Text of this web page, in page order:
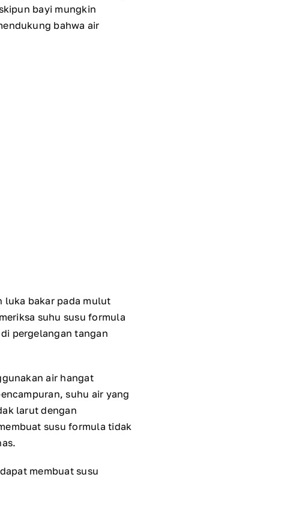
bayi mungkin
bahwa air
luka bakar pada mulut
suhu susu formula
pergelangan tangan
air hangat
suhu air yang
larut dengan
susu formula tidak
membuat susu